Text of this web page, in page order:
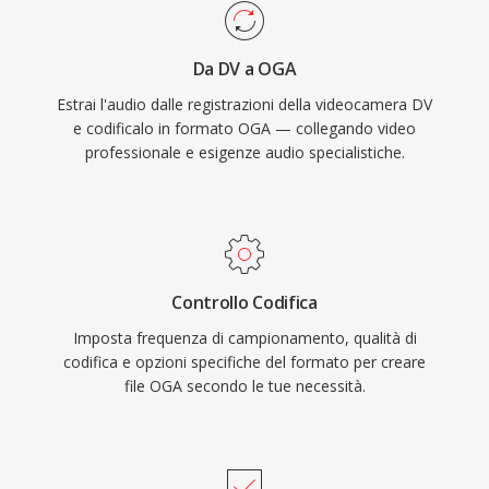
acquisizione affidabile.
royalty, OGA evita le complessità di licenza
brevettuale che interessano i formati
proprietari. Il formato supporta metadati
tramite commenti Vorbis per taggare artista,
album e informazioni sulla traccia in modo
standardizzato. OGA viene riprodotto
ambienti desktop Linux, rendendolo una scelta
Da DV a OGA
Estrai l'audio dalle registrazioni della videocamera DV
e codificalo in formato OGA — collegando video
professionale e esigenze audio specialistiche.
Controllo Codifica
Imposta frequenza di campionamento, qualità di
codifica e opzioni specifiche del formato per creare
file OGA secondo le tue necessità.